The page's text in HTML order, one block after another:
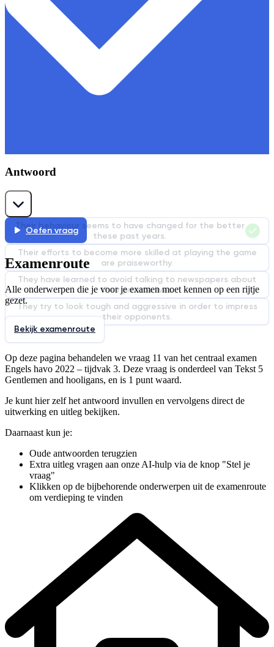
Antwoord
Their behaviour seems to have changed for the better
these past years.
Their efforts to become more skilled at playing the game
are praiseworthy.
They have learned to avoid talking to newspapers about
their private lives.
They try to look tough and aggressive in order to impress
their opponents.
Oefen vraag
Examenroute
Alle onderwerpen die je voor je examen moet kennen op een rijtje
gezet.
Bekijk examenroute
Op deze pagina behandelen we vraag 11 van het centraal examen
Engels havo 2022 – tijdvak 3. Deze vraag is onderdeel van Tekst 5
Gentlemen and hooligans, en is 1 punt waard.
Je kunt hier zelf het antwoord invullen en vervolgens direct de
uitwerking en uitleg bekijken.
Daarnaast kun je:
Oude antwoorden terugzien
Extra uitleg vragen aan onze AI-hulp via de knop "Stel je
vraag"
Klikken op de bijbehorende onderwerpen uit de examenroute
om verdieping te vinden